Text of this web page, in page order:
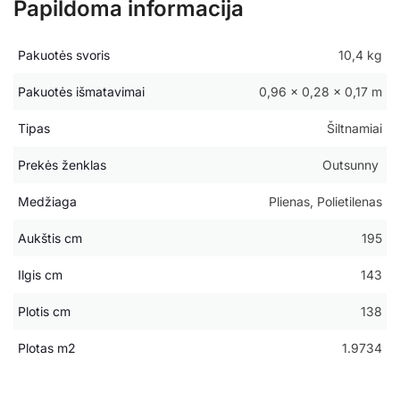
Papildoma informacija
Pakuotės svoris 10,4 kg
Pakuotės išmatavimai 0,96 × 0,28 × 0,17 m
Tipas Šiltnamiai
Prekės ženklas Outsunny
Medžiaga Plienas, Polietilenas
Aukštis cm 195
Ilgis cm 143
Plotis cm 138
Plotas m2 1.9734